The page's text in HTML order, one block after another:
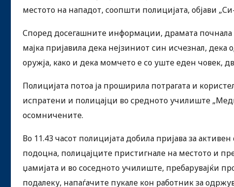
местото на нападот, соопшти полицијата, објави
Според досегашните информации, драмата почнала
мајка пријавила дека нејзиниот син исчезнал,
оружја, како и дека момчето е со уште еден човек,
Полицијата потоа ја проширила потрагата и
испратени и полицајци во средното училиште
осомничените.
Во 11.43 часот полицијата добила пријава за
подоцна, полицајците пристигнале на местото и
џамијата и во соседното училиште, пребарувајќи
подалеку, напаѓачите пукале кон работник за